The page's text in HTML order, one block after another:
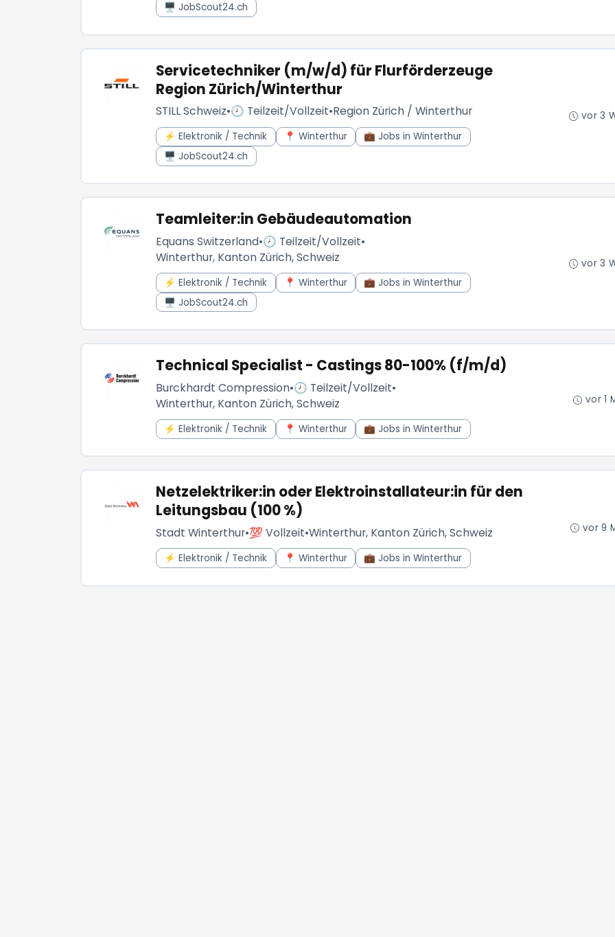
🖥️ JobScout24.ch
Servicetechniker (m/w/d) für Flurförderzeuge
Region Zürich/Winterthur
STILL Schweiz•🕗 Teilzeit/Vollzeit•Region Zürich / Winterthur
⚡ Elektronik / Technik 📍 Winterthur
💼 Jobs in Winterthur
🖥️ JobScout24.ch
vor 3
Teamleiter:in Gebäudeautomation
Equans Switzerland•🕗 Teilzeit/Vollzeit•
Winterthur, Kanton Zürich, Schweiz
⚡ Elektronik / Technik 📍 Winterthur
💼 Jobs in Winterthur
🖥️ JobScout24.ch
vor 3
Technical Specialist - Castings 80-100% (f/m/d)
Burckhardt Compression•🕗 Teilzeit/Vollzeit•
Winterthur, Kanton Zürich, Schweiz
⚡ Elektronik / Technik 📍 Winterthur 💼 Jobs in Winterthur
vor 1
Netzelektriker:in oder Elektroinstallateur:in für den
Leitungsbau (100 %)
Stadt Winterthur•💯 Vollzeit•Winterthur, Kanton Zürich, Schweiz
⚡ Elektronik / Technik 📍 Winterthur 💼 Jobs in Winterthur
vor 9